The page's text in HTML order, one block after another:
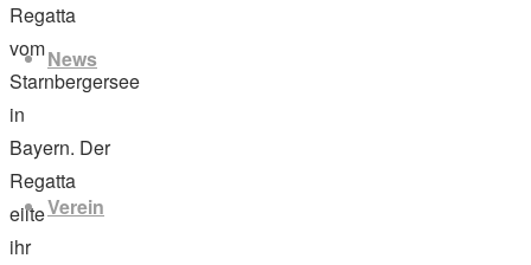
Inhalt
springenNews
Verein
Regatta
vom
Starnbergersee
in
Bayern. Der
Regatta
eilte
ihr